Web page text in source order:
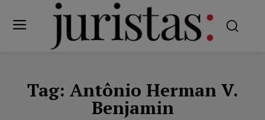
Tag: Antônio Herman V.
Benjamin